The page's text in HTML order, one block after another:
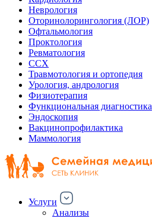
Неврология
Оторинолорингология (ЛОР)
Офтальмология
Проктология
Ревматология
ССХ
Травмотология и ортопедия
Урология, андрология
Физиотерапия
Функциональная диагностика
Эндоскопия
Вакцинопрофилактика
Маммология
Услуги
Анализы